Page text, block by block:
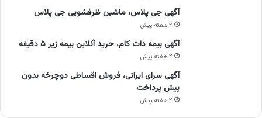
آگهی جی پلاس، ماشین ظرفشویی جی پلاس
۲ هفته پیش
آگهی بیمه دات کام، خرید آنلاین بیمه زیر ۵ دقیقه
۲ هفته پیش
آگهی سرای ایرانی، فروش اقساطی دوچرخه بدون
پیش پرداخت
۲ هفته پیش